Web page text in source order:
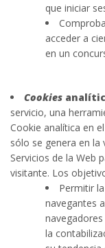
que iniciar
acceder a
en un
Cookies
servicio, una
Cookie analítica en
sólo se genera en la
Servicios de la Web
visitante. Los
Permitir
navegantes
la